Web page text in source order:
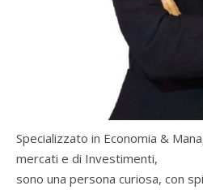
Specializzato in Economia &
mercati e di Investimenti,
sono una persona curiosa, con